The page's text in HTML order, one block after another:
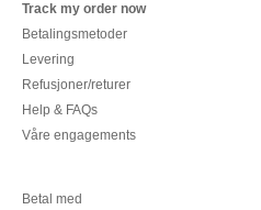
Track my order now
Betalingsmetoder
Levering
Refusjoner/returer
Help & FAQs
Våre engagements
Betal med